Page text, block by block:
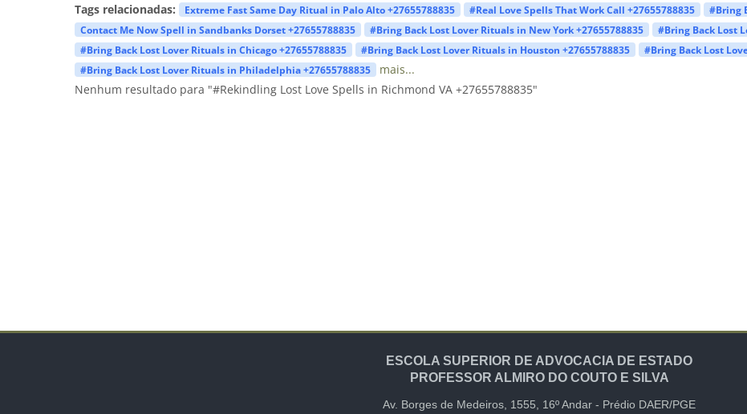
Tags relacionadas: Extreme Fast Same Day Ritual in Palo Alto +27655788835 #Real Love Spells That Work Call +27655788835
#Bring
Contact Me Now Spell in Sandbanks Dorset +27655788835
#Bring Back Lost Lover Rituals in New York +27655788835
#Bring Back Lost
#Bring Back Lost Lover Rituals in Chicago +27655788835
#Bring Back Lost Lover Rituals in Houston +27655788835
#Bring Back Lost
#Bring Back Lost Lover Rituals in Philadelphia +27655788835
mais...
Nenhum resultado para "#Rekindling Lost Love Spells in Richmond VA +27655788835"
ESCOLA SUPERIOR DE ADVOCACIA DE ESTADO
PROFESSOR ALMIRO DO COUTO E SILVA
Av. Borges de Medeiros, 1555, 16º Andar - Prédio DAER/PGE